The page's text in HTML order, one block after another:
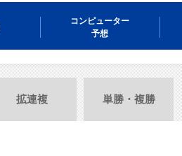
コンピューター
予想
拡連複 単勝・複勝